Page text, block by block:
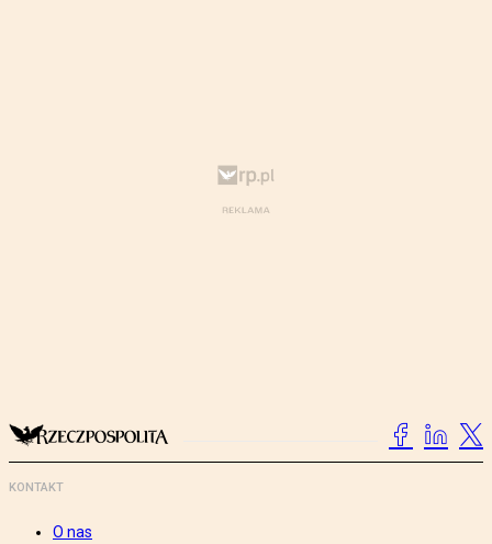
KONTAKT
O nas